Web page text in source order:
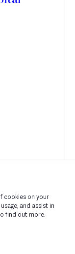
cookies on your
and assist in
find out more.